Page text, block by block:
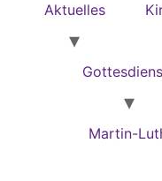
Aktuelles
Martin-